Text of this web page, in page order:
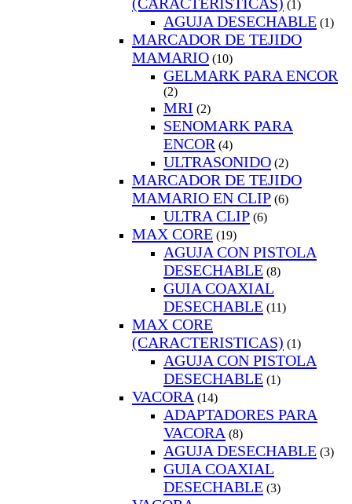
(1)
AGUJA DESECHABLE (1)
MARCADOR DE TEJIDO
MAMARIO (10)
GELMARK PARA ENCOR
(2)
MRI (2)
SENOMARK PARA
ENCOR (4)
ULTRASONIDO (2)
MARCADOR DE TEJIDO
MAMARIO EN CLIP (6)
ULTRA CLIP (6)
MAX CORE (19)
AGUJA CON PISTOLA
DESECHABLE (8)
GUIA COAXIAL
DESECHABLE (11)
MAX CORE
(CARACTERISTICAS) (1)
AGUJA CON PISTOLA
DESECHABLE (1)
VACORA (14)
ADAPTADORES PARA
VACORA (8)
AGUJA DESECHABLE (3)
GUIA COAXIAL
DESECHABLE (3)